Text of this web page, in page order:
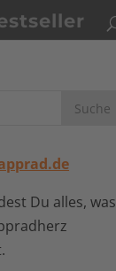
Du alles, was